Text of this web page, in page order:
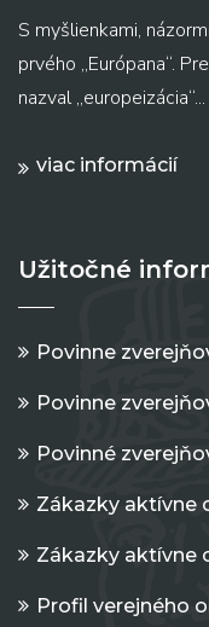
S myšlienkami,
prvého „Európana“.
nazval „europeizácia“...
viac informácií
Užitočné
Povinne
Povinne
Povinné
Zákazky aktívne
Zákazky aktívne
Profil verejného